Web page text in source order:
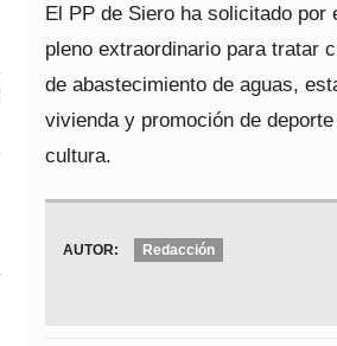
El PP de Siero ha solicitado
pleno extraordinario para tratar
de abastecimiento de aguas,
vivienda y promoción de
cultura.
AUTOR: Redacción